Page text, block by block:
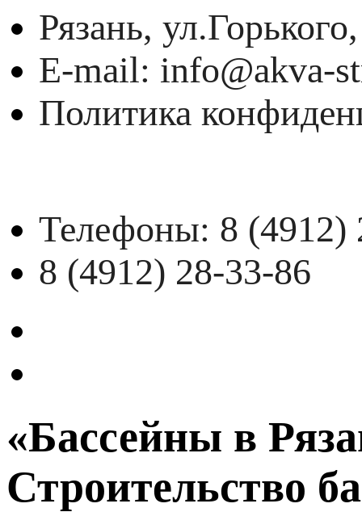
Рязань,
E-mail: info@akva-
Политика
Телефоны: 8 (4912)
8 (4912) 28-33-86
«Бассейны в
Строительство